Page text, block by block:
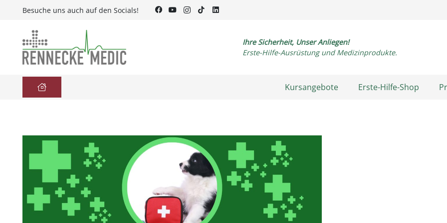
Besuche uns auch auf den Socials!
Ihre Sicherheit, Unser Anliegen!
Erste-Hilfe-Ausrüstung und Medizinprodukte.
Kursangebote Erste-Hilfe-Shop